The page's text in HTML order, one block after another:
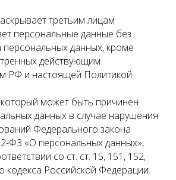
третьим лицам
персональные данные без
персональных данных, кроме
действующим
РФ и настоящей Политикой.
может быть причинен
данных в случае нарушения
Федерального закона
ФЗ «О персональных данных»,
со ст. ст. 15, 151, 152,
кодекса Российской Федерации.